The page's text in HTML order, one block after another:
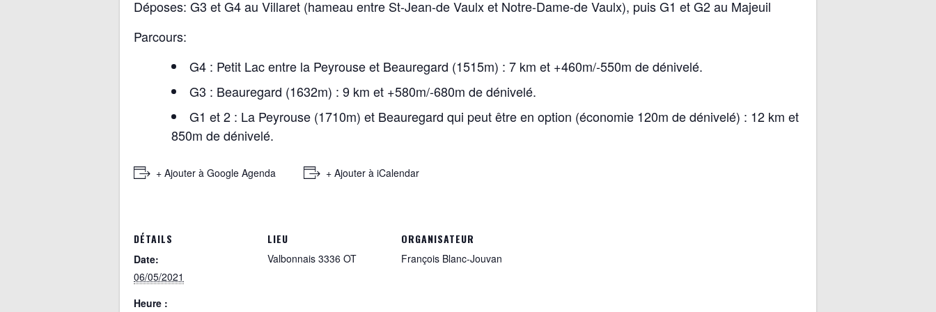
James Loveluck
Chantal cullet
Elisabeth Dupuis
Michele Vivat
Christine Buisson
Aymon Paillet
Régine Chabuel
Jules Nury
Maryse Samuel
Pierrette FORNASIER
Bruno Liebeaux
Chantal SCHUTZ
Jacqueline Paquotte
Brigitte2 Le Guyader
Brigitte Manchon
Guy Vachet
françoise VALLIN
Frédéric Chabuel
Alex Doisneau
Danielle Morin
Déposes: G3 et G4 au Villaret (hameau entre St-Jean-de Vaulx et Notre-Dame-de Vaulx), puis G1 et G2 au Majeuil
Parcours:
G4 : Petit Lac entre la Peyrouse et Beauregard (1515m) : 7 km et +460m/-550m de dénivelé.
G3 : Beauregard (1632m) : 9 km et +580m/-680m de dénivelé.
G1 et 2 : La Peyrouse (1710m) et Beauregard qui peut être en option (économie 120m de dénivelé) : 12 km et
850m de dénivelé.
+ Ajouter à Google Agenda + Ajouter à iCalendar
DÉTAILS
Date:
06/05/2021
Heure :
LIEU
Valbonnais 3336 OT
ORGANISATEUR
François Blanc-Jouvan